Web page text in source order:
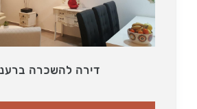
דירה להשכרה